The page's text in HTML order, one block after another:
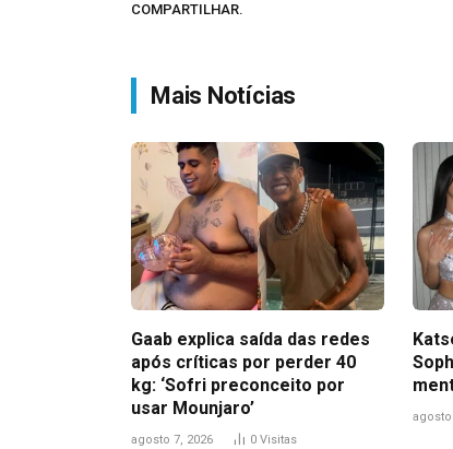
COMPARTILHAR.
Mais Notícias
Gaab explica saída das redes
após críticas por perder 40
kg: ‘Sofri preconceito por
usar Mounjaro’
agosto 7, 2026 0 Visitas
agosto